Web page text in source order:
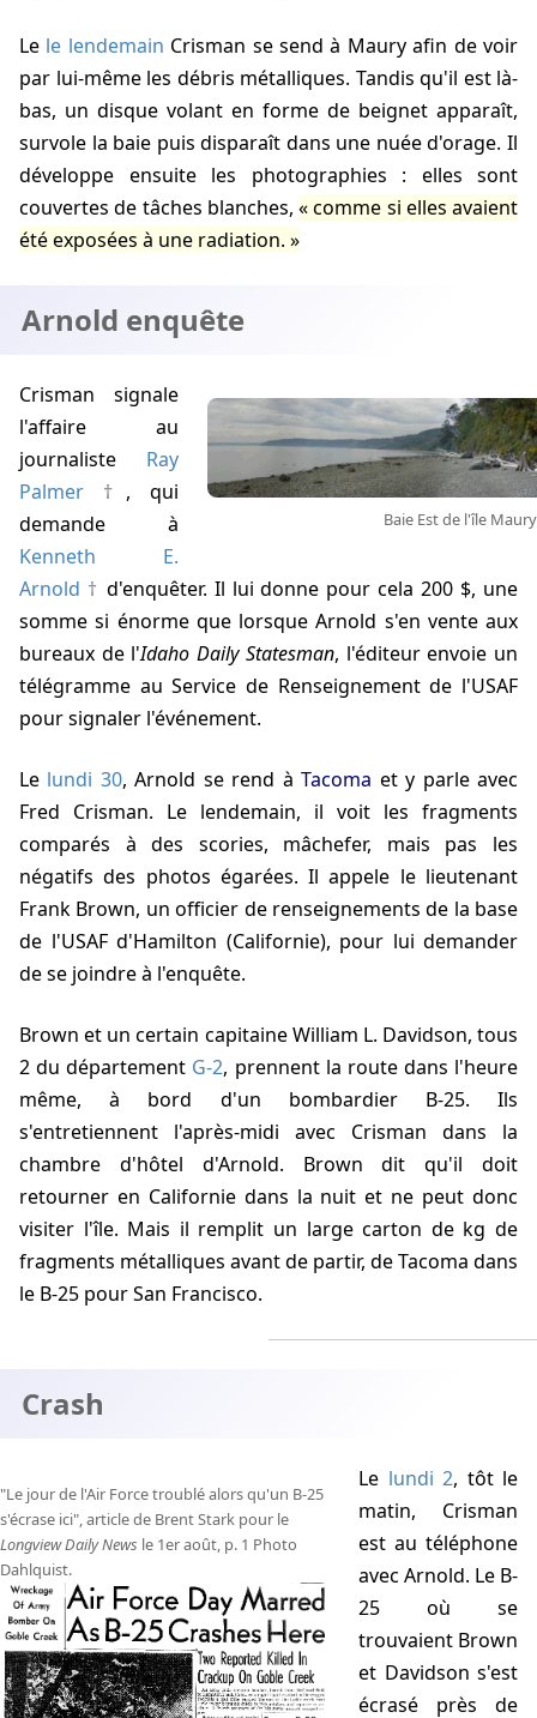
Le le lendemain Crisman se send à Maury afin de voir
par lui-même les débris métalliques. Tandis qu'il est là-
bas, un disque volant en forme de beignet apparaît,
survole la baie puis disparaît dans une nuée d'orage. Il
développe ensuite les photographies : elles sont
couvertes de tâches blanches,
comme si elles avaient
été exposées à une radiation.
Arnold enquête
Baie Est de l'île Maury
Crisman signale
l'affaire au
journaliste Ray
Palmer
, qui
demande à
Kenneth E.
Arnold
d'enquêter. Il lui donne pour cela 200 $, une
somme si énorme que lorsque Arnold s'en vente aux
bureaux de l'Idaho Daily Statesman, l'éditeur envoie un
télégramme au Service de Renseignement de l'USAF
pour signaler l'événement.
Le lundi 30, Arnold se rend àTacoma et y parle avec
Fred Crisman. Le lendemain, il voit les fragments
comparés à des scories, mâchefer, mais pas les
négatifs des photos égarées. Il appele le lieutenant
Frank Brown, un officier de renseignements de la base
de l'USAF d'Hamilton (Californie), pour lui demander
de se joindre à l'enquête.
Brown et un certain capitaine William L. Davidson, tous
2 du département G-2, prennent la route dans l'heure
même, à bord d'un bombardier B-25. Ils
s'entretiennent l'après-midi avec Crisman dans la
chambre d'hôtel d'Arnold. Brown dit qu'il doit
retourner en Californie dans la nuit et ne peut donc
visiter l'île. Mais il remplit un large carton de kg de
fragments métalliques avant de partir, de Tacoma dans
le B-25 pour San Francisco.
Crash
"Le jour de l'Air Force troublé alors qu'un B-25
s'écrase ici", article de Brent Stark pour le
Longview Daily News le 1er août, p. 1 Photo
Dahlquist.
Le lundi 2, tôt le
matin, Crisman
est au téléphone
avec Arnold. Le B-
25 où se
trouvaient Brown
et Davidson s'est
écrasé près de